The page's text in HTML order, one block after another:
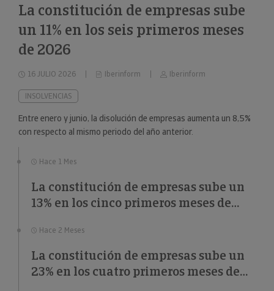
La constitución de empresas sube
un 11% en los seis primeros meses
de 2026
16 JULIO 2026 Iberinform Iberinform
INSOLVENCIAS
Entre enero y junio, la disolución de empresas aumenta un 8,5%
con respecto al mismo periodo del año anterior.
Hace 1 Mes
La constitución de empresas sube un
13% en los cinco primeros meses de
Hace 2 Meses
La constitución de empresas sube un
23% en los cuatro primeros meses de